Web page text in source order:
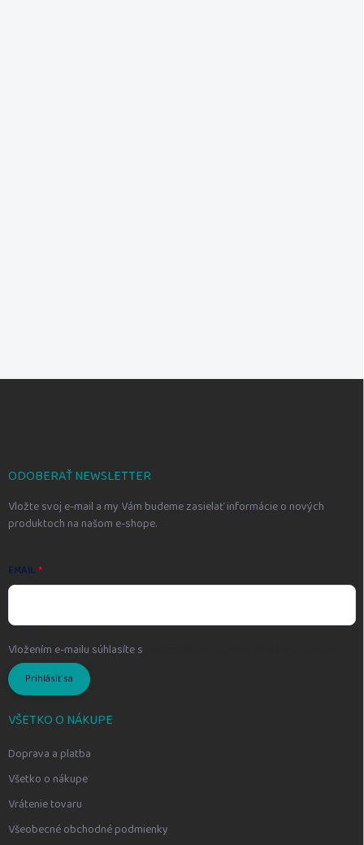
Z
ODOBERAŤ NEWSLETTER
Vložte svoj e-mail a my Vám budeme zasielať informácie o nových
produktoch na našom e-shope.
EMAIL
Vložením e-mailu súhlasíte s
Prihlásiť sa
VŠETKO O NÁKUPE
Doprava a platba
Všetko o nákupe
Vrátenie tovaru
Všeobecné obchodné podmienky